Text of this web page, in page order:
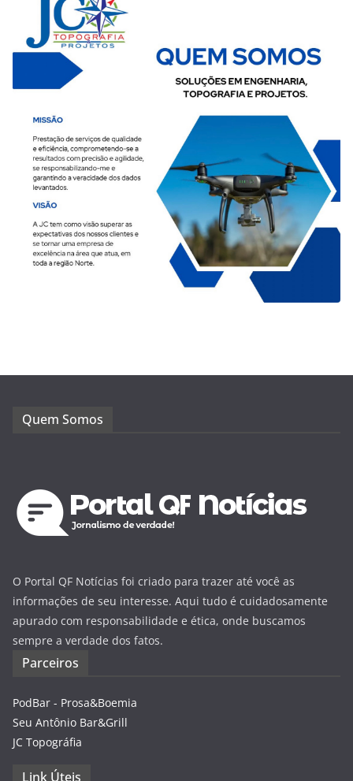
Quem Somos
O Portal QF Notícias foi criado para trazer até você as
informações de seu interesse. Aqui tudo é cuidadosamente
apurado com responsabilidade e ética, onde buscamos
sempre a verdade dos fatos.
Parceiros
PodBar - Prosa&Boemia
Seu Antônio Bar&Grill
JC Topográfia
Link Úteis